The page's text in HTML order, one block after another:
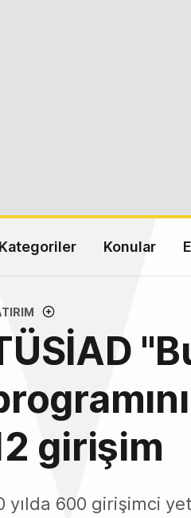
Kategoriler Konular
girişim
yılda 600 girişimci